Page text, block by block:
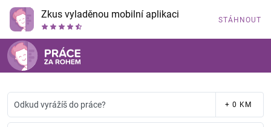
Zkus vyladěnou mobilní aplikaci STÁHNOUT
Odkud vyrážíš do práce? + 0 KM